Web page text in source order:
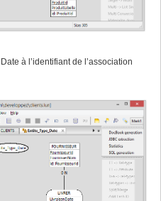
à l’identifiant de l’association